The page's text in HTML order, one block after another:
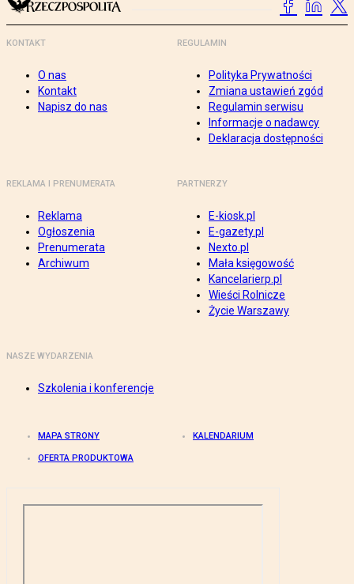
KONTAKT
O nas
Kontakt
Napisz do nas
REGULAMIN
Polityka Prywatności
Zmiana ustawień zgód
Regulamin serwisu
Informacje o nadawcy
Deklaracja dostępności
REKLAMA I PRENUMERATA
Reklama
Ogłoszenia
Prenumerata
Archiwum
PARTNERZY
E-kiosk.pl
E-gazety.pl
Nexto.pl
Mała księgowość
Kancelarierp.pl
Wieści Rolnicze
Życie Warszawy
NASZE WYDARZENIA
Szkolenia i konferencje
MAPA STRONY KALENDARIUM
OFERTA PRODUKTOWA